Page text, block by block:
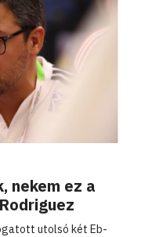
nekem ez a
utolsó két Eb-